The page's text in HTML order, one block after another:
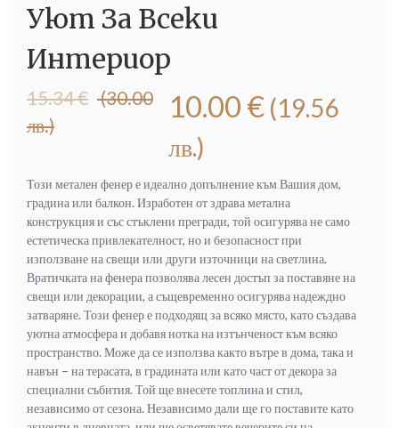
Уют За Всеки
Интериор
15.34€ (30.00
лв.)
Original
was:
лв.).
10.00 € (19.56
лв.)
Текущата
е:
лв.).
Този метален фенер е идеално допълнение към Вашия дом,
градина или балкон. Изработен от здрава метална
конструкция и със стъклени прегради, той осигурява не само
естетическа привлекателност, но и безопасност при
използване на свещи или други източници на светлина.
Вратичката на фенера позволява лесен достъп за поставяне на
свещи или декорации, а същевременно осигурява надеждно
затваряне. Този фенер е подходящ за всяко място, като създава
уютна атмосфера и добавя нотка на изтънченост към всяко
пространство. Може да се използва както вътре в дома, така и
навън – на терасата, в градината или като част от декора за
специални събития. Той ще внесете топлина и стил,
независимо от сезона. Независимо дали ще го поставите като